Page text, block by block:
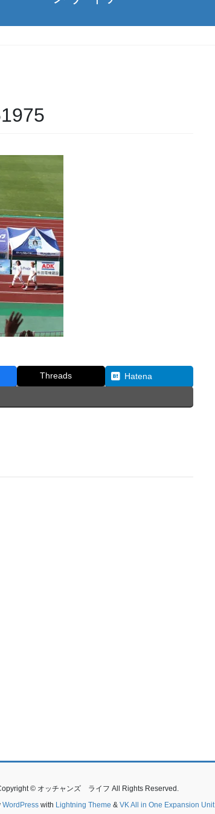
Threads Hatena
© オッチャンズ ライフ All Rights Reserved.
WordPresswith Lightning Theme & VK All in One Expansion Unit